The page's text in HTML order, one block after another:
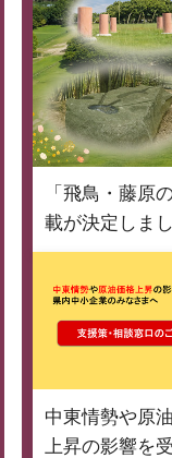
「飛鳥・藤原
載が決定しま
中東情勢や原
上昇の影響を